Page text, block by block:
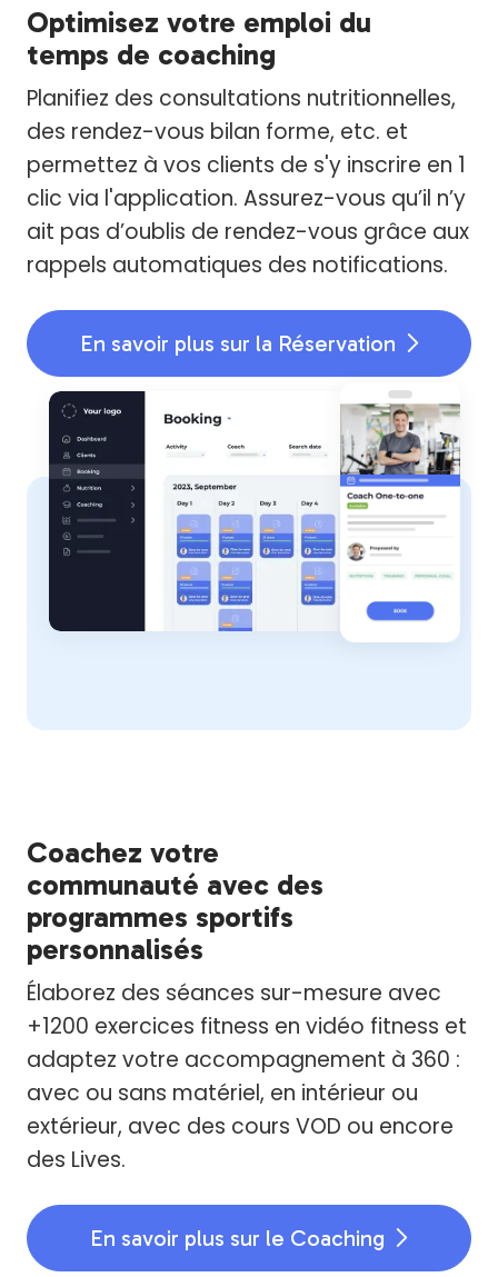
Optimisez votre emploi du
temps de coaching
Planifiez des consultations nutritionnelles,
des rendez-vous bilan forme, etc. et
permettez à vos clients de s'y inscrire en 1
clic via l'application. Assurez-vous qu’il n’y
ait pas d’oublis de rendez-vous grâce aux
rappels automatiques des notifications.
En savoir plus sur la Réservation 
Coachez votre
communauté avec des
programmes sportifs
personnalisés
Élaborez des séances sur-mesure avec
+1200 exercices fitness en vidéo fitness et
adaptez votre accompagnement à 360 :
avec ou sans matériel, en intérieur ou
extérieur, avec des cours VOD ou encore
des Lives.
En savoir plus sur le Coaching 